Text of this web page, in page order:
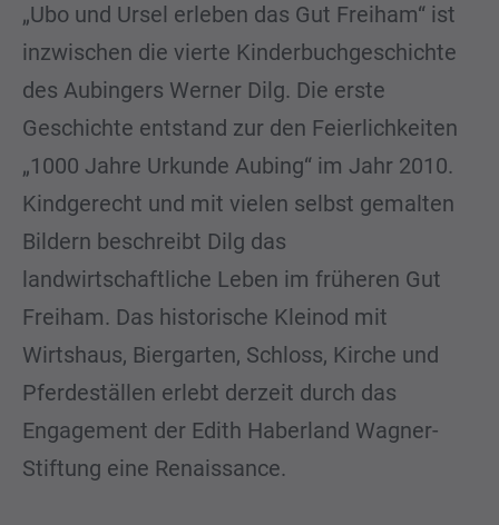
„Ubo und Ursel erleben das Gut Freiham“ ist
inzwischen die vierte Kinderbuchgeschichte
des Aubingers Werner Dilg. Die erste
Geschichte entstand zur den Feierlichkeiten
„1000 Jahre Urkunde Aubing“ im Jahr 2010.
Kindgerecht und mit vielen selbst gemalten
Bildern beschreibt Dilg das
landwirtschaftliche Leben im früheren Gut
Freiham. Das historische Kleinod mit
Wirtshaus, Biergarten, Schloss, Kirche und
Pferdeställen erlebt derzeit durch das
Engagement der Edith Haberland Wagner-
Stiftung eine Renaissance.